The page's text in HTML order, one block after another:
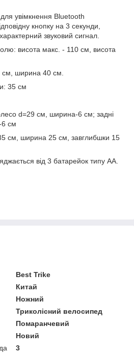
увімкнення Bluetooth
кнопку на 3 секунди,
звуковий сигнал.
висота макс. - 110 см, висота
см, ширина 40 см.
35 см
d=29 см, ширина-6 см; задні
6 см
см, ширина 25 см, завглибшки 15
від 3 батарейок типу АА.
Best Trike
Китай
Ножний
Триколісний велосипед
Помаранчевий
Новий
3